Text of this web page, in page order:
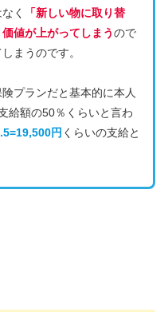
く
「新しい物に取り替
値が上がってしまうので
まうのです。
プランだと基本的に本人
給額の50％くらいと言わ
円 くらいの支給と